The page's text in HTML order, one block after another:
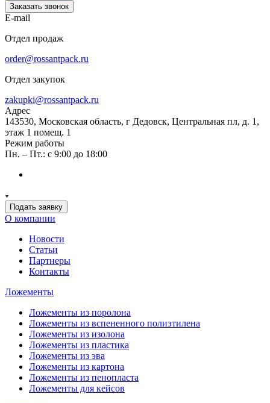
Заказать звонок
E-mail
Отдел продаж
order@rossantpack.ru
Отдел закупок
zakupki@rossantpack.ru
Адрес
143530, Московская область, г Дедовск, Центральная пл, д. 1,
этаж 1 помещ. 1
Режим работы
Пн. – Пт.: с 9:00 до 18:00
Подать заявку
О компании
Новости
Статьи
Партнеры
Контакты
Ложементы
Ложементы из поролона
Ложементы из вспененного полиэтилена
Ложементы из изолона
Ложементы из пластика
Ложементы из эва
Ложементы из картона
Ложементы из пенопласта
Ложементы для кейсов